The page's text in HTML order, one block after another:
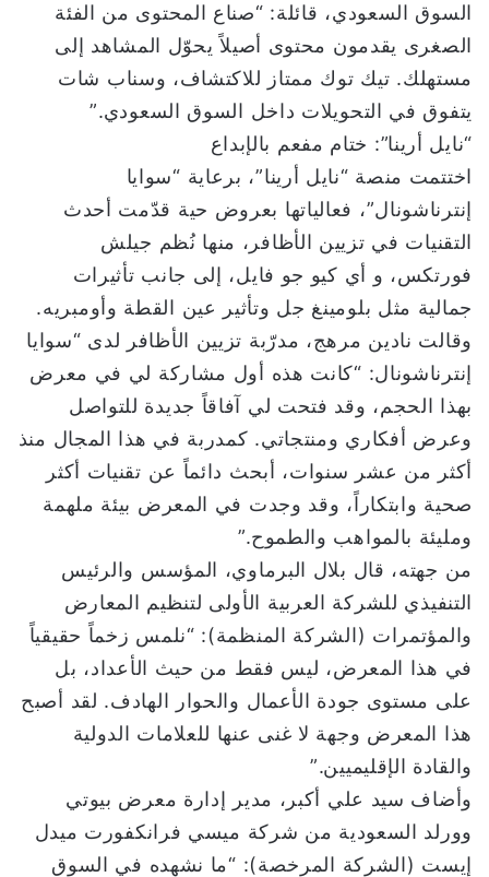
السوق السعودي، قائلة: “صناع المحتوى من الفئة
الصغرى يقدمون محتوى أصيلاً يحوّل المشاهد إلى
مستهلك. تيك توك ممتاز للاكتشاف، وسناب شات
يتفوق في التحويلات داخل السوق السعودي.”
“نايل أرينا”: ختام مفعم بالإبداع
اختتمت منصة “نايل أرينا”، برعاية “سوايا
إنترناشونال”، فعالياتها بعروض حية قدّمت أحدث
التقنيات في تزيين الأظافر، منها نُظم جيلش
فورتكس، و أي كيو جو فايل، إلى جانب تأثيرات
جمالية مثل بلومينغ جل وتأثير عين القطة وأومبريه.
وقالت نادين مرهج، مدرّبة تزيين الأظافر لدى “سوايا
إنترناشونال: “كانت هذه أول مشاركة لي في معرض
بهذا الحجم، وقد فتحت لي آفاقاً جديدة للتواصل
وعرض أفكاري ومنتجاتي. كمدربة في هذا المجال منذ
أكثر من عشر سنوات، أبحث دائماً عن تقنيات أكثر
صحية وابتكاراً، وقد وجدت في المعرض بيئة ملهمة
ومليئة بالمواهب والطموح.”
من جهته، قال بلال البرماوي، المؤسس والرئيس
التنفيذي للشركة العربية الأولى لتنظيم المعارض
والمؤتمرات (الشركة المنظمة): “نلمس زخماً حقيقياً
في هذا المعرض، ليس فقط من حيث الأعداد، بل
على مستوى جودة الأعمال والحوار الهادف. لقد أصبح
هذا المعرض وجهة لا غنى عنها للعلامات الدولية
والقادة الإقليميين.”
وأضاف سيد علي أكبر، مدير إدارة معرض بيوتي
وورلد السعودية من شركة ميسي فرانكفورت ميدل
إيست (الشركة المرخصة): “ما نشهده في السوق